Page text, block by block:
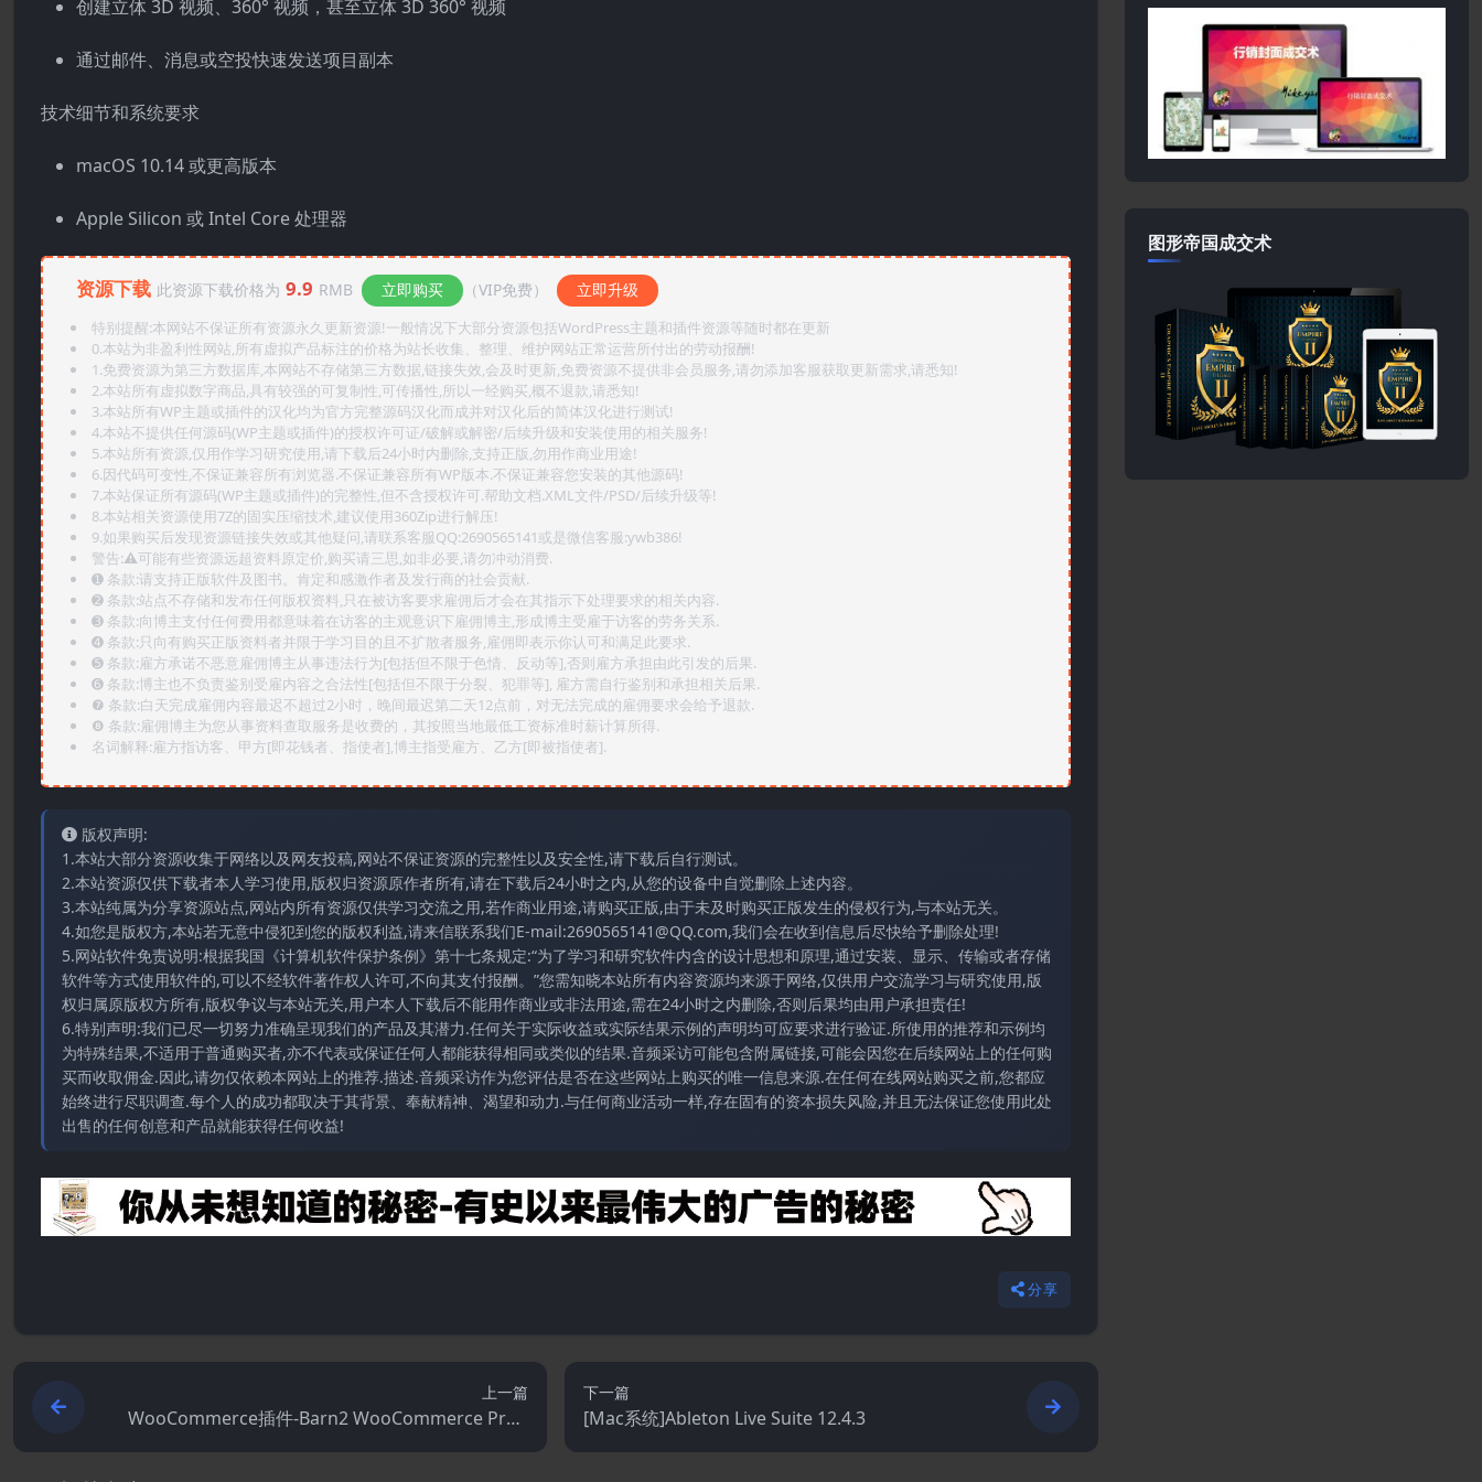
创建立体 3D 视频、360° 视频，甚至立体 3D 360° 视频
通过邮件、消息或空投快速发送项目副本
技术细节和系统要求
macOS 10.14 或更高版本
Apple Silicon 或 Intel Core 处理器
资源下载 此资源下载价格为 9.9 RMB 立即购买 （VIP免费） 立即升级
特别提醒:本网站不保证所有资源永久更新资源!一般情况下大部分资源包括WordPress主题和插件资源等随时都在更新
0.本站为非盈利性网站,所有虚拟产品标注的价格为站长收集、整理、维护网站正常运营所付出的劳动报酬!
1.免费资源为第三方数据库,本网站不存储第三方数据,链接失效,会及时更新,免费资源不提供非会员服务,请勿添加客服获取更新需求,请悉知!
2.本站所有虚拟数字商品,具有较强的可复制性,可传播性,所以一经购买,概不退款,请悉知!
3.本站所有WP主题或插件的汉化均为官方完整源码汉化而成并对汉化后的简体汉化进行测试!
4.本站不提供任何源码(WP主题或插件)的授权许可证/破解或解密/后续升级和安装使用的相关服务!
5.本站所有资源,仅用作学习研究使用,请下载后24小时内删除,支持正版,勿用作商业用途!
6.因代码可变性,不保证兼容所有浏览器.不保证兼容所有WP版本.不保证兼容您安装的其他源码!
7.本站保证所有源码(WP主题或插件)的完整性,但不含授权许可.帮助文档.XML文件/PSD/后续升级等!
8.本站相关资源使用7Z的固实压缩技术,建议使用360Zip进行解压!
9.如果购买后发现资源链接失效或其他疑问,请联系客服QQ:2690565141或是微信客服:ywb386!
警告:⚠️可能有些资源远超资料原定价,购买请三思,如非必要,请勿冲动消费.
➊️ 条款:请支持正版软件及图书。肯定和感激作者及发行商的社会贡献.
➋️ 条款:站点不存储和发布任何版权资料,只在被访客要求雇佣后才会在其指示下处理要求的相关内容.
➌️ 条款:向博主支付任何费用都意味着在访客的主观意识下雇佣博主,形成博主受雇于访客的劳务关系.
➍️ 条款:只向有购买正版资料者并限于学习目的且不扩散者服务,雇佣即表示你认可和满足此要求.
➎ 条款:雇方承诺不恶意雇佣博主从事违法行为[包括但不限于色情、反动等],否则雇方承担由此引发的后果.
➏️ 条款:博主也不负责鉴别受雇内容之合法性[包括但不限于分裂、犯罪等], 雇方需自行鉴别和承担相关后果.
❼ 条款:白天完成雇佣内容最迟不超过2小时，晚间最迟第二天12点前，对无法完成的雇佣要求会给予退款.
❽ 条款:雇佣博主为您从事资料查取服务是收费的，其按照当地最低工资标准时薪计算所得.
名词解释:雇方指访客、甲方[即花钱者、指使者],博主指受雇方、乙方[即被指使者].
版权声明:
1.本站大部分资源收集于网络以及网友投稿,网站不保证资源的完整性以及安全性,请下载后自行测试。
2.本站资源仅供下载者本人学习使用,版权归资源原作者所有,请在下载后24小时之内,从您的设备中自觉删除上述内容。
3.本站纯属为分享资源站点,网站内所有资源仅供学习交流之用,若作商业用途,请购买正版,由于未及时购买正版发生的侵权行为,与本站无关。
4.如您是版权方,本站若无意中侵犯到您的版权利益,请来信联系我们E-mail:2690565141@QQ.com,我们会在收到信息后尽快给予删除处理!
5.网站软件免责说明:根据我国《计算机软件保护条例》第十七条规定:“为了学习和研究软件内含的设计思想和原理,通过安装、显示、传输或者存储
软件等方式使用软件的,可以不经软件著作权人许可,不向其支付报酬。”您需知晓本站所有内容资源均来源于网络,仅供用户交流学习与研究使用,版
权归属原版权方所有,版权争议与本站无关,用户本人下载后不能用作商业或非法用途,需在24小时之内删除,否则后果均由用户承担责任!
6.特别声明:我们已尽一切努力准确呈现我们的产品及其潜力.任何关于实际收益或实际结果示例的声明均可应要求进行验证.所使用的推荐和示例均
为特殊结果,不适用于普通购买者,亦不代表或保证任何人都能获得相同或类似的结果.音频采访可能包含附属链接,可能会因您在后续网站上的任何购
买而收取佣金.因此,请勿仅依赖本网站上的推荐.描述.音频采访作为您评估是否在这些网站上购买的唯一信息来源.在任何在线网站购买之前,您都应
始终进行尽职调查.每个人的成功都取决于其背景、奉献精神、渴望和动力.与任何商业活动一样,存在固有的资本损失风险,并且无法保证您使用此处
出售的任何创意和产品就能获得任何收益!
分享
上一篇
WooCommerce插件-Barn2 WooCommerce Prod
uct Options 2.7.1
下一篇
[Mac系统]Ableton Live Suite 12.4.3
图形帝国成交术